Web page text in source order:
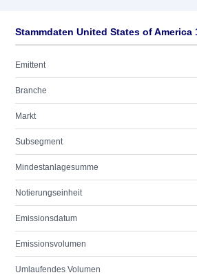
Stammdaten United States of America
Emittent
Branche
Markt
Subsegment
Mindestanlagesumme
Notierungseinheit
Emissionsdatum
Emissionsvolumen
Umlaufendes Volumen